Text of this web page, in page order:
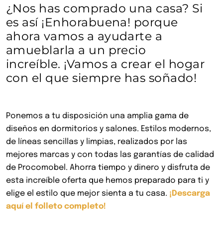
¿Nos has comprado una casa? Si
es así ¡Enhorabuena! porque
ahora vamos a ayudarte a
amueblarla a un precio
increíble. ¡Vamos a crear el hogar
con el que siempre has soñado!
Ponemos a tu disposición una amplia gama de
diseños en dormitorios y salones. Estilos modernos,
de líneas sencillas y limpias, realizados por las
mejores marcas y con todas las garantías de calidad
de Procomobel. Ahorra tiempo y dinero y disfruta de
esta increíble oferta que hemos preparado para ti y
elige el estilo que mejor sienta a tu casa. ¡Descarga
aquí el folleto completo!